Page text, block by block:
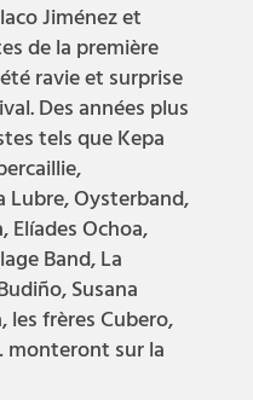
Jiménez et
de la première
ravie et surprise
Des années plus
tels que Kepa
Lubre, Oysterband,
Elíades Ochoa,
Band, La
Susana
les frères Cubero,
sur la